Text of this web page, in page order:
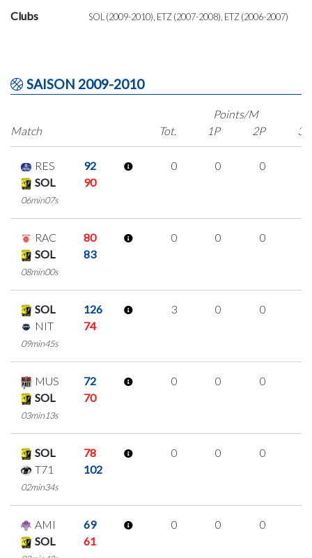
Clubs SOL (2009-2010), ETZ (2007-2008), ETZ (2006-2007)
SAISON 2009-2010
Match
Points/M
Tot.
1P 2P 3P
RES
92
SOL
90
06min07s
0 0 0
RAC
80
SOL
83
08min00s
0 0 0
SOL
126
NIT
74
09min45s
3 0 0
MUS
72
SOL
70
03min13s
0 0 0
SOL
78
T71
102
02min34s
0 0 0
AMI
69
SOL
61
0 0 0